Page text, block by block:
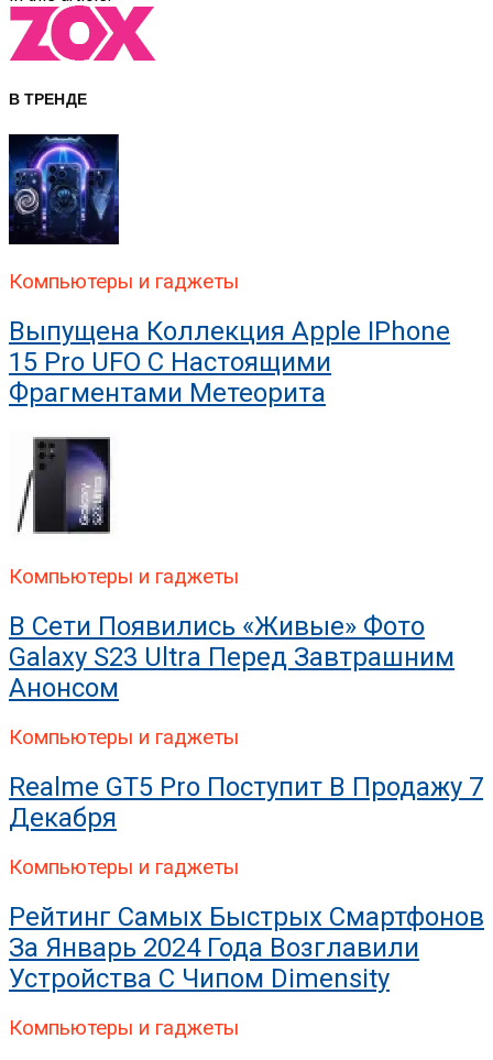
В ТРЕНДЕ
Компьютеры и гаджеты
Выпущена Коллекция Apple IPhone
15 Pro UFO С Настоящими
Фрагментами Метеорита
Компьютеры и гаджеты
В Сети Появились «живые» Фото
Galaxy S23 Ultra Перед Завтрашним
Анонсом
Компьютеры и гаджеты
Realme GT5 Pro Поступит В Продажу 7
Декабря
Компьютеры и гаджеты
Рейтинг Самых Быстрых Смартфонов
За Январь 2024 Года Возглавили
Устройства С Чипом Dimensity
Компьютеры и гаджеты